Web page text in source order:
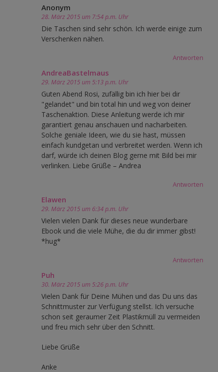
Anonym
28. März 2015 um 7:54 p.m. Uhr
Die Taschen sind sehr schön. Ich werde einige zum
Verschenken nähen.
Antworten
AndreaBastelmaus
29. März 2015 um 5:13 p.m. Uhr
Guten Abend Rosi, zufällig bin ich hier bei dir
"gelandet" und bin total hin und weg von deiner
Taschenaktion. Diese Anleitung werde ich mir
garantiert genau anschauen und nacharbeiten.
Solche geniale Ideen, wie du sie hast, müssen
einfach kundgetan und verbreitet werden. Wenn ich
darf, würde ich deinen Blog gerne mit Bild bei mir
verlinken. Liebe Grüße – Andrea
Antworten
Elawen
29. März 2015 um 6:34 p.m. Uhr
Vielen vielen Dank für dieses neue wunderbare
Ebook und die viele Mühe, die du dir immer gibst!
*hug*
Antworten
Puh
30. März 2015 um 5:26 p.m. Uhr
Vielen Dank für Deine Mühen und das Du uns das
Schnittmuster zur Verfügung stellst. Ich versuche
schon seit geraumer Zeit Plastikmüll zu vermeiden
und freu mich sehr über den Schnitt.
Liebe Grüße
Anke